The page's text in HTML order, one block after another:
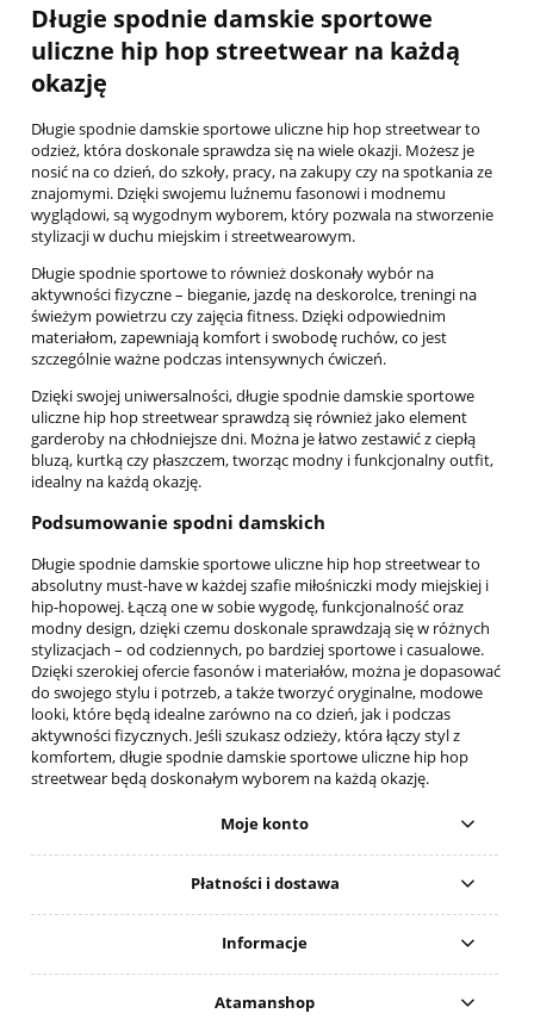
Długie spodnie damskie sportowe
uliczne hip hop streetwear na każdą
okazję
Długie spodnie damskie sportowe uliczne hip hop streetwear to
odzież, która doskonale sprawdza się na wiele okazji. Możesz je
nosić na co dzień, do szkoły, pracy, na zakupy czy na spotkania ze
znajomymi. Dzięki swojemu luźnemu fasonowi i modnemu
wyglądowi, są wygodnym wyborem, który pozwala na stworzenie
stylizacji w duchu miejskim i streetwearowym.
Długie spodnie sportowe to również doskonały wybór na
aktywności fizyczne – bieganie, jazdę na deskorolce, treningi na
świeżym powietrzu czy zajęcia fitness. Dzięki odpowiednim
materiałom, zapewniają komfort i swobodę ruchów, co jest
szczególnie ważne podczas intensywnych ćwiczeń.
Dzięki swojej uniwersalności, długie spodnie damskie sportowe
uliczne hip hop streetwear sprawdzą się również jako element
garderoby na chłodniejsze dni. Można je łatwo zestawić z ciepłą
bluzą, kurtką czy płaszczem, tworząc modny i funkcjonalny outfit,
idealny na każdą okazję.
Podsumowanie spodni damskich
Długie spodnie damskie sportowe uliczne hip hop streetwear to
absolutny must-have w każdej szafie miłośniczki mody miejskiej i
hip-hopowej. Łączą one w sobie wygodę, funkcjonalność oraz
modny design, dzięki czemu doskonale sprawdzają się w różnych
stylizacjach – od codziennych, po bardziej sportowe i casualowe.
Dzięki szerokiej ofercie fasonów i materiałów, można je dopasować
do swojego stylu i potrzeb, a także tworzyć oryginalne, modowe
looki, które będą idealne zarówno na co dzień, jak i podczas
aktywności fizycznych. Jeśli szukasz odzieży, która łączy styl z
komfortem, długie spodnie damskie sportowe uliczne hip hop
streetwear będą doskonałym wyborem na każdą okazję.
Moje konto
Płatności i dostawa
Informacje
Atamanshop